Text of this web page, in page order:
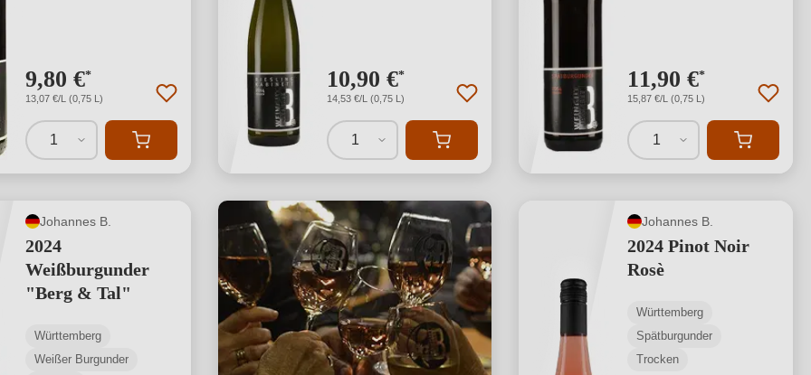
9,80 €*
13,07 €/L (0,75 L)
1
10,90 €*
14,53 €/L (0,75 L)
1
11,90 €*
15,87 €/L (0,75 L)
1
Johannes B.
2024
Weißburgunder
"Berg & Tal"
Württemberg
Weißer Burgunder
Johannes B.
2024 Pinot Noir
Rosè
Württemberg
Spätburgunder
Trocken